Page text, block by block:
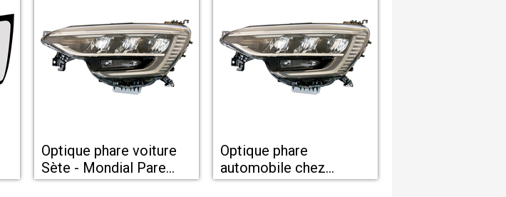
Optique phare voiture
Sète - Mondial Pare
Brise
Optique phare
automobile chez
Mondial Pare Brise